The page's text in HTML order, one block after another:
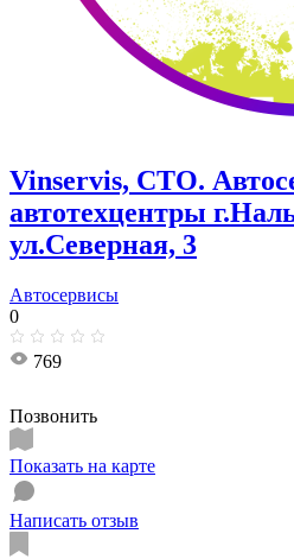
Vinservis, СТО.
автотехцентры
ул.Северная, 3
Автосервисы
0
769
Позвонить
Показать на карте
Написать отзыв